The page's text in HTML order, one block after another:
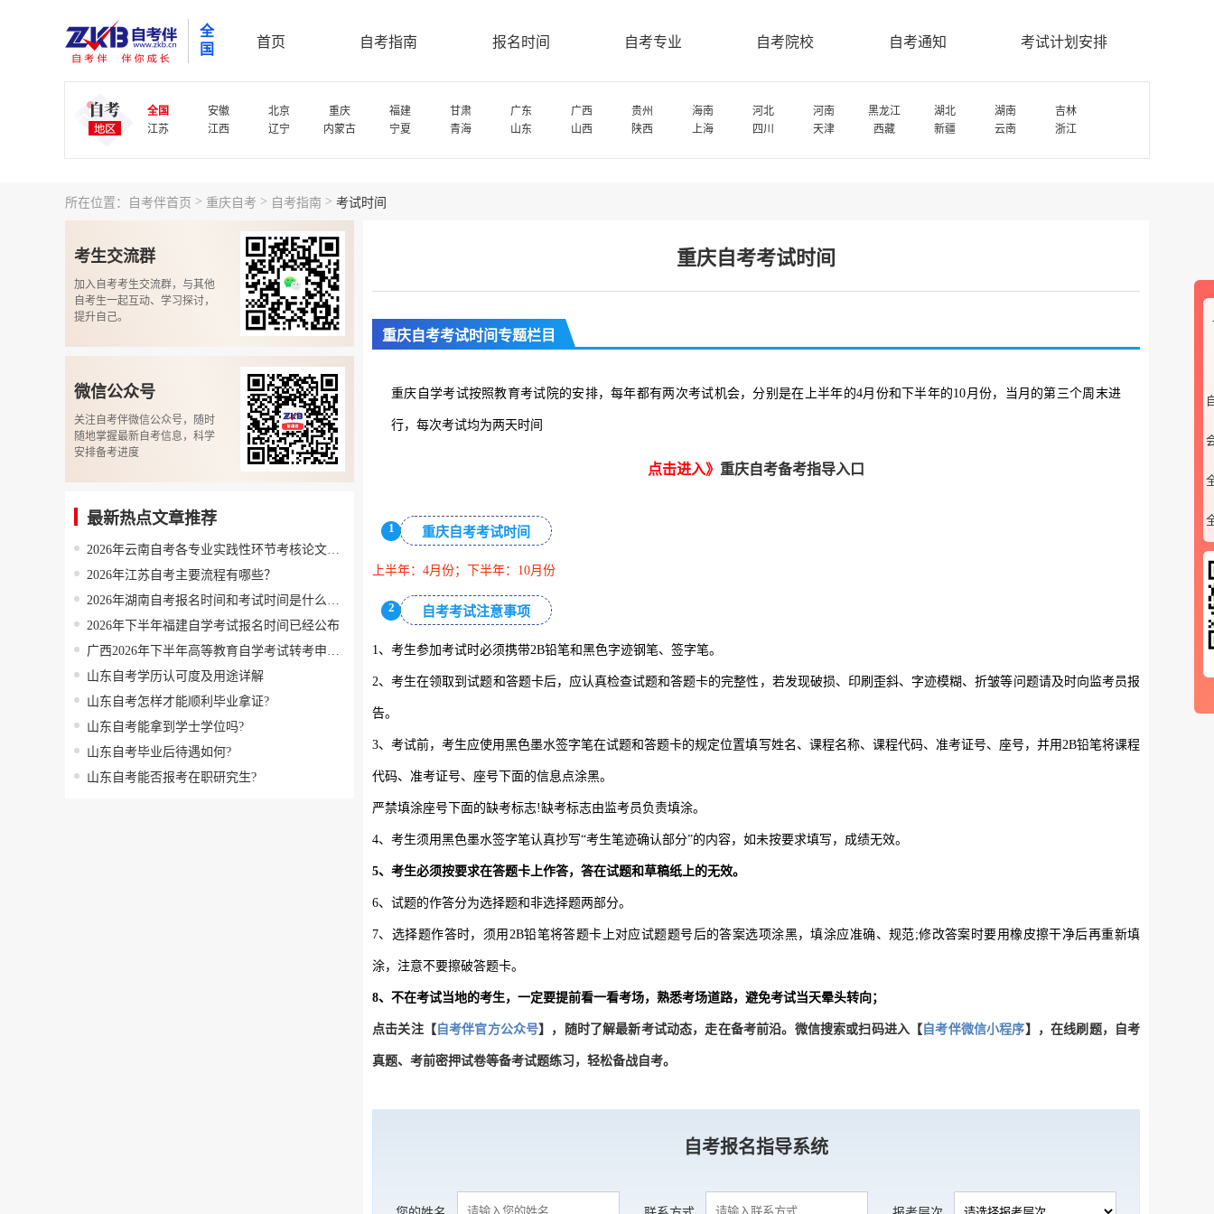
全
国
首页 自考指南 报名时间 自考专业 自考院校 自考通知 考试计划安排
全国 安徽 北京 重庆 福建 甘肃 广东 广西 贵州 海南 河北 河南 黑龙江 湖北 湖南
吉林
江苏
江西 辽宁 内蒙古 宁夏 青海 山东 山西 陕西 上海 四川 天津 西藏 新疆 云南 浙江
所在位置： 自考伴首页 > 重庆自考 > 自考指南 > 考试时间
考生交流群
加入自考考生交流群，与其他
自考生一起互动、学习探讨，
提升自己。
微信公众号
关注自考伴微信公众号，随时
随地掌握最新自考信息，科学
安排备考进度
最新热点文章推荐
2026年云南自考各专业实践性环节考核论文答辩联系方式
2026年江苏自考主要流程有哪些？
2026年湖南自考报名时间和考试时间是什么时候？
2026年下半年福建自学考试报名时间已经公布
广西2026年下半年高等教育自学考试转考申请公告
山东自考学历认可度及用途详解
山东自考怎样才能顺利毕业拿证?
山东自考能拿到学士学位吗?
山东自考毕业后待遇如何?
山东自考能否报考在职研究生?
重庆自考考试时间
重庆自考考试时间专题栏目
重庆自学考试按照教育考试院的安排，每年都有两次考试机会，分别是在上半年的4月份和下半年的10月份，当月的第三个周末进
行，每次考试均为两天时间
点击进入》 重庆自考备考指导入口
1 重庆自考考试时间
上半年：4月份；下半年：10月份
2 自考考试注意事项
1、考生参加考试时必须携带2B铅笔和黑色字迹钢笔、签字笔。
2、考生在领取到试题和答题卡后，应认真检查试题和答题卡的完整性，若发现破损、印刷歪斜、字迹模糊、折皱等问题请及时向监考员报
告。
3、考试前，考生应使用黑色墨水签字笔在试题和答题卡的规定位置填写姓名、课程名称、课程代码、准考证号、座号，并用2B铅笔将课程
代码、准考证号、座号下面的信息点涂黑。
严禁填涂座号下面的缺考标志!缺考标志由监考员负责填涂。
4、考生须用黑色墨水签字笔认真抄写“考生笔迹确认部分”的内容，如未按要求填写，成绩无效。
5、考生必须按要求在答题卡上作答，答在试题和草稿纸上的无效。
6、试题的作答分为选择题和非选择题两部分。
7、选择题作答时，须用2B铅笔将答题卡上对应试题题号后的答案选项涂黑，填涂应准确、规范;修改答案时要用橡皮擦干净后再重新填
涂，注意不要擦破答题卡。
8、不在考试当地的考生，一定要提前看一看考场，熟悉考场道路，避免考试当天晕头转向；
点击关注【 自考伴官方公众号】，随时了解最新考试动态，走在备考前沿。微信搜索或扫码进入【 自考伴微信小程序】，在线刷题，自考
真题、考前密押试卷等备考试题练习，轻松备战自考。
自考报名指导系统